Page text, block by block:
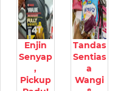
Enjin
Senyap
,
Pickup
Tandas
Sentias
a
Wangi